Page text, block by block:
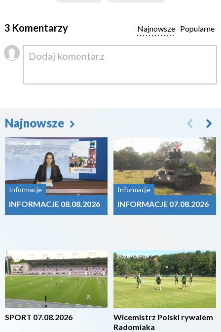
3 Komentarzy Popularne
Najnowsze
Najnowsze
2026-08-08
Informacje
INFORMACJE 08.08.2026
2026-08-07
SPORT 07.08.2026
Informacje
INFORMACJE 07.08.2026
2026-08-07
Wicemistrz Polski rywalem
Radomiaka